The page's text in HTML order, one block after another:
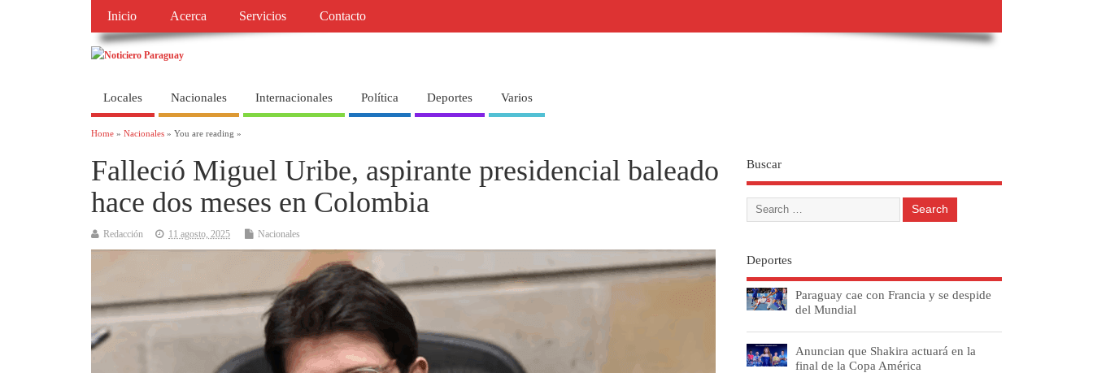
Inicio Acerca Servicios Contacto
Locales Nacionales Internacionales Política Deportes Varios
Home » Nacionales » You are reading »
Falleció Miguel Uribe, aspirante presidencial baleado
hace dos meses en Colombia
Redacción 11 agosto, 2025 Nacionales
Buscar
Deportes
Paraguay cae con Francia y se despide
del Mundial
Anuncian que Shakira actuará en la
final de la Copa América